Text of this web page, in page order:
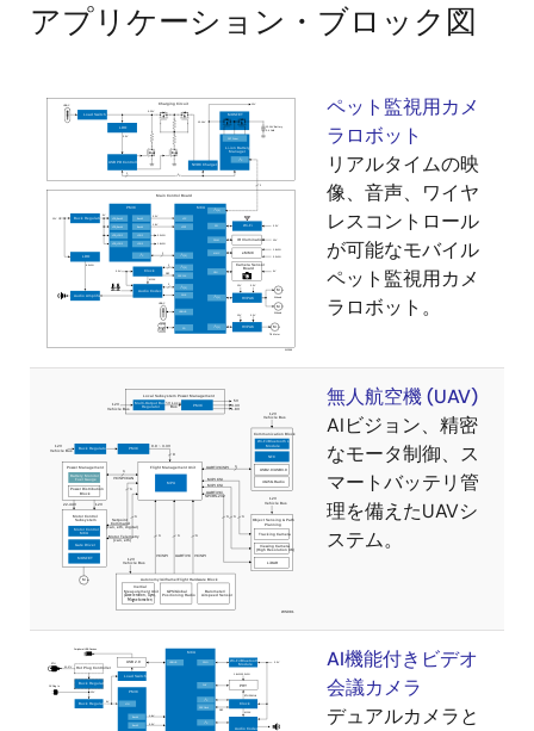
アプリケーション・ブロック図
ペット監視用カメ
ラロボット
リアルタイムの映
像、音声、ワイヤ
レスコントロール
が可能なモバイル
ペット監視用カメ
ラロボット。
無人航空機 (UAV)
AIビジョン、精密
なモータ制御、ス
マートバッテリ管
理を備えたUAVシ
ステム。
AI機能付きビデオ
会議カメラ
デュアルカメラと